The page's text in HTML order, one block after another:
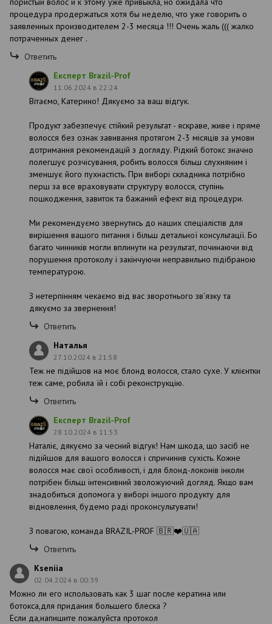
процедура продержаться хотя бы неделю, что уже говорить о
заявленных производителем 2-3 месяца !!! Очень жаль ((( жалко
потраченных денег .
Ответить
Експерт Brazil-Prof
11.06.2024 в 22:24
Вітаємо, Катерино! Дякуємо за ваш відгук.
Продукт забезпечує стійкий результат - яскраве, живе і пряме
волосся без ознак завивання протягом 2-3 місяців за умови
дотримання рекомендацій з догляду. Рідкий ботокс значно
полегшує розчісування, робить волосся більш слухняним і
зменшує його пухнастість. При виборі складника потрібно
перш за все враховувати структуру волосся, ступінь
пошкодження, завиток та бажаний ефект від процедури.
Ми рекомендуємо звернутись до наших спеціалістів для
вирішення вашого питання і більш детальної консультації. Бо
багато чинників могли вплинути на результат, починаючи від
порушення протоколу і закінчуючи неправильно підібраною
температурою.
З нетерпінням чекаємо від вас зворотнього зв’язку та
дякуємо за звернення!
Ответить
Наталья
27.10.2024 в 21:58
Теж не підійшов на моє блонд волосся, стало сухе. У клієнтки
теж саме, робила їй і собі реконструкцію.
Ответить
Експерт Brazil-Prof
28.10.2024 в 11:53
Наталіє, дякуємо за чесний відгук! Нам шкода, що засіб не
підійшов для вашого волосся і спричинив сухість. Кожне
волосся має свої особливості, і для блонд-локонів інколи
потрібен більш інтенсивний зволожуючий догляд. Якщо вам
знадобиться допомога у виборі іншого продукту для
відновлення, будемо раді проконсультувати!
З повагою, команда BRAZIL-PROF 🇧🇷❤️🇺🇦
Ответить
Kseniia
02.04.2024 в 00:39
Можно ли его использовать как 3 шаг после кератина или
ботокса,для придания большего блеска ?
Если да,напишите пожалуйста протокол